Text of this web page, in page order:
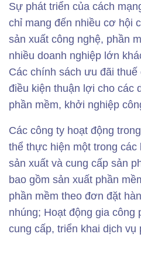
Sự phát triển của cách
chỉ mang đến nhiều cơ hội
sản xuất công nghệ, phần
nhiều doanh nghiệp lớn
Các chính sách ưu đãi
điều kiện thuận lợi cho các
phần mềm, khởi nghiệp
Các công ty hoạt động
thể thực hiện một trong các
sản xuất và cung cấp sản
bao gồm sản xuất phần
phần mềm theo đơn đặt
nhúng; Hoạt động gia công
cung cấp, triển khai dịch vụ